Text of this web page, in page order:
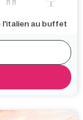
l'italien au buffet